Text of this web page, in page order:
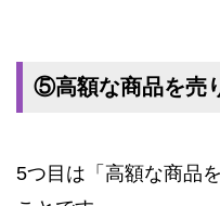
⑤高額な商品を売
5つ目は「高額な商品